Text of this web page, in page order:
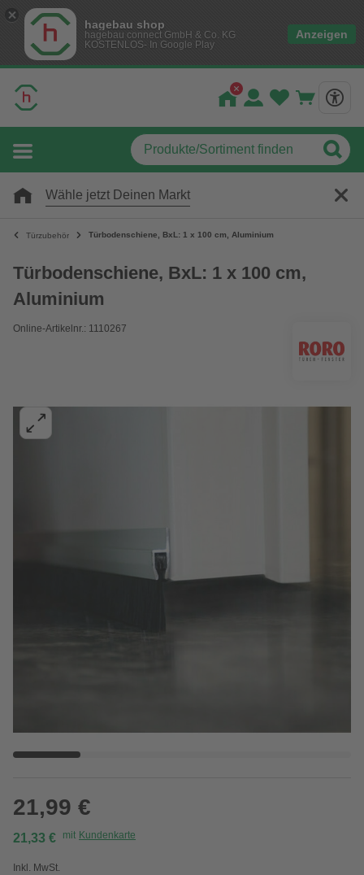
hagebau shop
hagebau connect GmbH & Co. KG
KOSTENLOS- In Google Play
Anzeigen
Wähle jetzt Deinen Markt
Türzubehör Türbodenschiene, BxL: 1 x 100 cm, Aluminium
Türbodenschiene, BxL: 1 x 100 cm,
Aluminium
Online-Artikelnr.: 1110267
21,99 €
21,33 € mit Kundenkarte
Inkl. MwSt.